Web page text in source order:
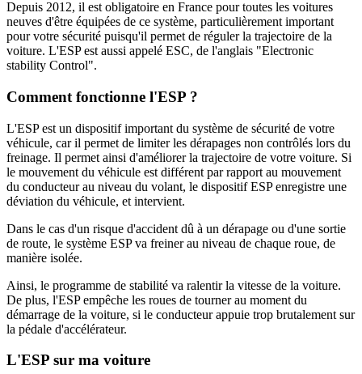
Depuis 2012, il est obligatoire en France pour toutes les voitures
neuves d'être équipées de ce système, particulièrement important
pour votre sécurité puisqu'il permet de réguler la trajectoire de la
voiture. L'ESP est aussi appelé ESC, de l'anglais "Electronic
stability Control".
Comment fonctionne l'ESP ?
L'ESP est un dispositif important du système de sécurité de votre
véhicule, car il permet de limiter les dérapages non contrôlés lors du
freinage. Il permet ainsi d'améliorer la trajectoire de votre voiture. Si
le mouvement du véhicule est différent par rapport au mouvement
du conducteur au niveau du volant, le dispositif ESP enregistre une
déviation du véhicule, et intervient.
Dans le cas d'un risque d'accident dû à un dérapage ou d'une sortie
de route, le système ESP va freiner au niveau de chaque roue, de
manière isolée.
Ainsi, le programme de stabilité va ralentir la vitesse de la voiture.
De plus, l'ESP empêche les roues de tourner au moment du
démarrage de la voiture, si le conducteur appuie trop brutalement sur
la pédale d'accélérateur.
L'ESP sur ma voiture